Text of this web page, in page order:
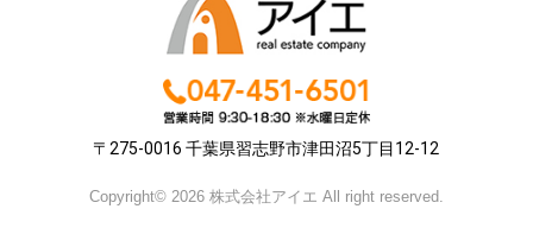
〒275-0016 千葉県習志野市津田沼5丁目12-12
Copyright© 2026 株式会社アイエ All right reserved.